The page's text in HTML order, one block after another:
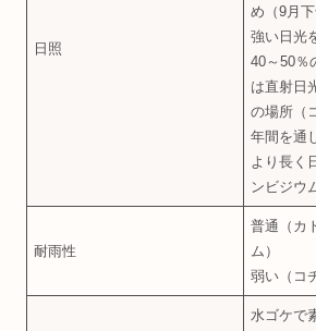
日照
め（9月
強い日光
40～50％
は直射日
の場所（
年間を通
より長く
ンビジウ
耐雨性
普通（カ
ム）
弱い（コ
水ゴケで